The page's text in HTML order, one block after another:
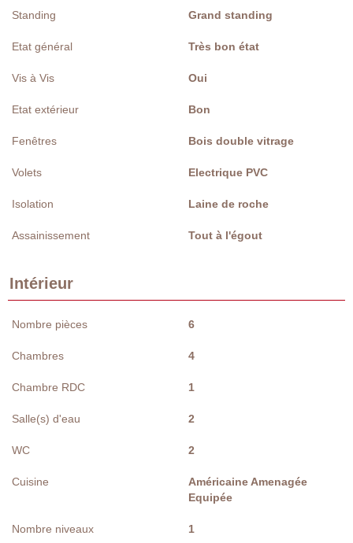
Standing Grand standing
Etat général Très bon état
Vis à Vis Oui
Etat extérieur Bon
Fenêtres Bois double vitrage
Volets Electrique PVC
Isolation Laine de roche
Assainissement Tout à l'égout
Intérieur
Nombre pièces 6
Chambres 4
Chambre RDC 1
Salle(s) d'eau 2
WC 2
Cuisine
Américaine Amenagée
Equipée
Nombre niveaux 1